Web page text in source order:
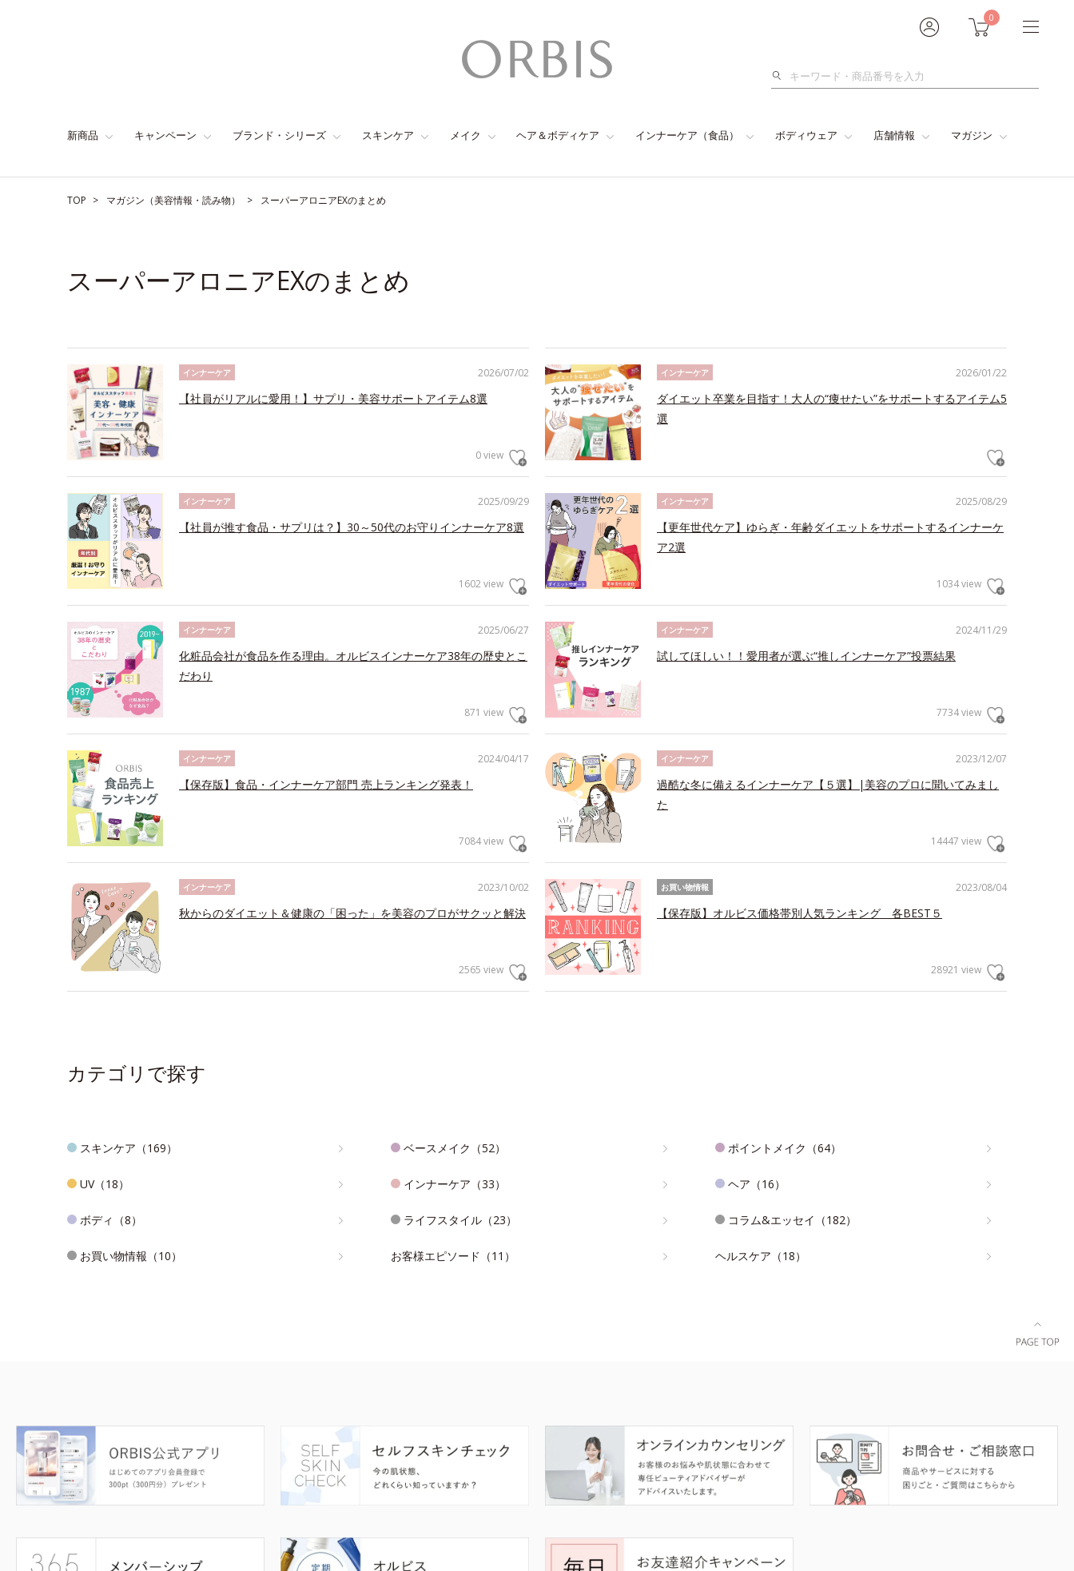
0
検
新商品 キャンペーン ブランド・シリーズ スキンケア メイク ヘア＆ボディケア インナーケア（食品） ボディウェア 店舗情報 マガジン
TOP マガジン（美容情報・読み物） スーパーアロニアEXのまとめ
スーパーアロニアEXのまとめ
2026/07/02
インナーケア
【社員がリアルに愛用！】サプリ・美容サポートアイテム8選
0 view
2026/01/22
インナーケア
ダイエット卒業を目指す！大人の“痩せたい”をサポートするアイテム5
選
2025/09/29
インナーケア
【社員が推す食品・サプリは？】30～50代のお守りインナーケア8選
1602 view
2025/08/29
インナーケア
【更年世代ケア】ゆらぎ・年齢ダイエットをサポートするインナーケ
ア2選
1034 view
2025/06/27
インナーケア
化粧品会社が食品を作る理由。オルビスインナーケア38年の歴史とこ
だわり
871 view
2024/11/29
インナーケア
試してほしい！！愛用者が選ぶ“推しインナーケア”投票結果
7734 view
2024/04/17
インナーケア
【保存版】食品・インナーケア部門 売上ランキング発表！
7084 view
2023/12/07
インナーケア
過酷な冬に備えるインナーケア【５選】|美容のプロに聞いてみまし
た
14447 view
2023/10/02
インナーケア
秋からのダイエット＆健康の「困った」を美容のプロがサクッと解決
2565 view
2023/08/04
お買い物情報
【保存版】オルビス価格帯別人気ランキング 各BEST５
28921 view
カテゴリで探す
スキンケア（169） ベースメイク（52） ポイントメイク（64）
UV（18） インナーケア（33） ヘア（16）
ボディ（8） ライフスタイル（23） コラム&エッセイ（182）
お買い物情報（10） お客様エピソード（11） ヘルスケア（18）